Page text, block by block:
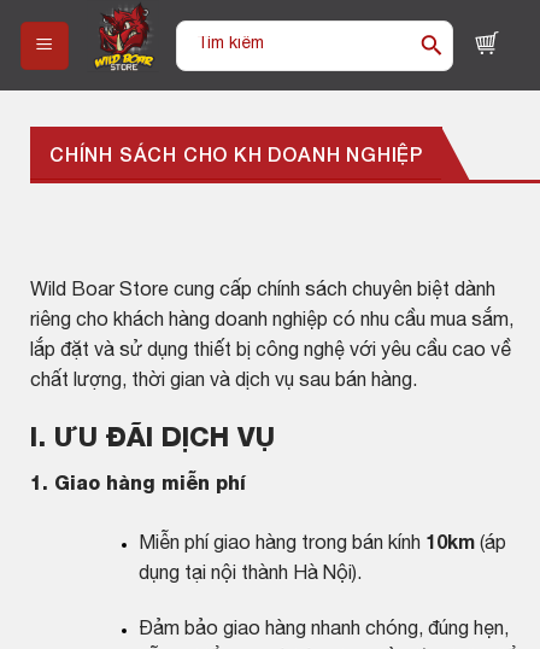
content
Tìm
CHÍNH SÁCH CHO KH DOANH NGHIỆP
Wild Boar Store cung cấp chính sách chuyên biệt dành
riêng cho khách hàng doanh nghiệp có nhu cầu mua sắm,
lắp đặt và sử dụng thiết bị công nghệ với yêu cầu cao về
chất lượng, thời gian và dịch vụ sau bán hàng.
I. ƯU ĐÃI DỊCH VỤ
1. Giao hàng miễn phí
Miễn phí giao hàng trong bán kính 10km(áp
dụng tại nội thành Hà Nội).
Đảm bảo giao hàng nhanh chóng, đúng hẹn,